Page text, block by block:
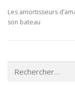
Les amortisseurs
son bateau